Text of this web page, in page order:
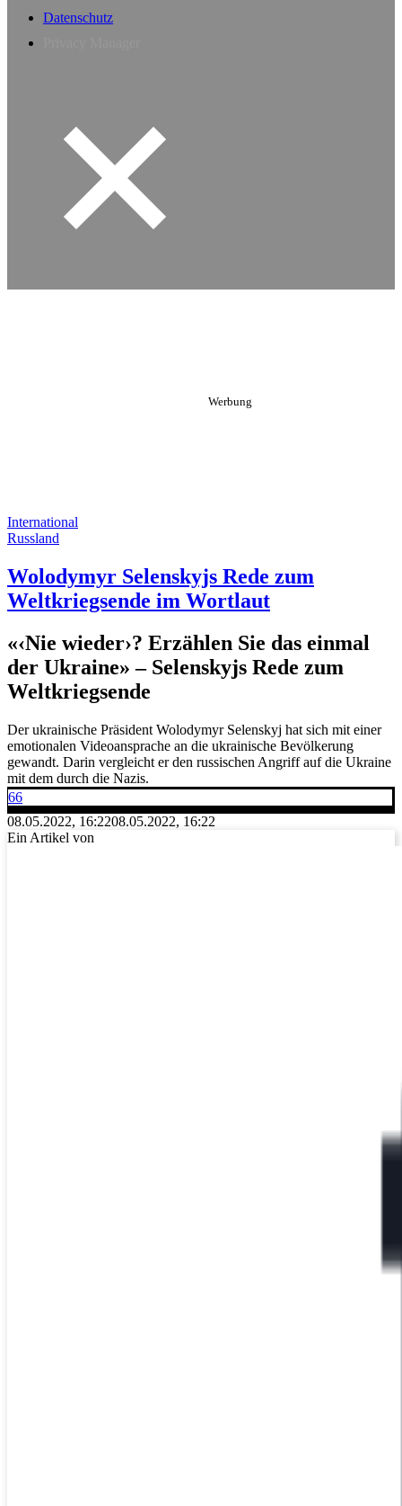
Datenschutz
International
Russland
Wolodymyr Selenskyjs Rede zum
Weltkriegsende im Wortlaut
«‹Nie wieder›? Erzählen Sie das einmal
der Ukraine» – Selenskyjs Rede zum
Weltkriegsende
Der ukrainische Präsident Wolodymyr Selenskyj hat sich mit einer
emotionalen Videoansprache an die ukrainische Bevölkerung
gewandt. Darin vergleicht er den russischen Angriff auf die Ukraine
mit dem durch die Nazis.
66
08.05.2022, 16:2208.05.2022, 16:22
Ein Artikel von